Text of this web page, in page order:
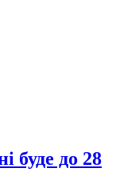
буде до 28